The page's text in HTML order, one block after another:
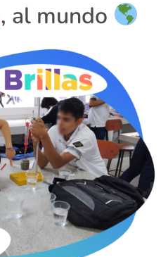
, al mundo